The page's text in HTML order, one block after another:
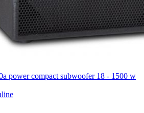
power compact subwoofer 18 - 1500 w